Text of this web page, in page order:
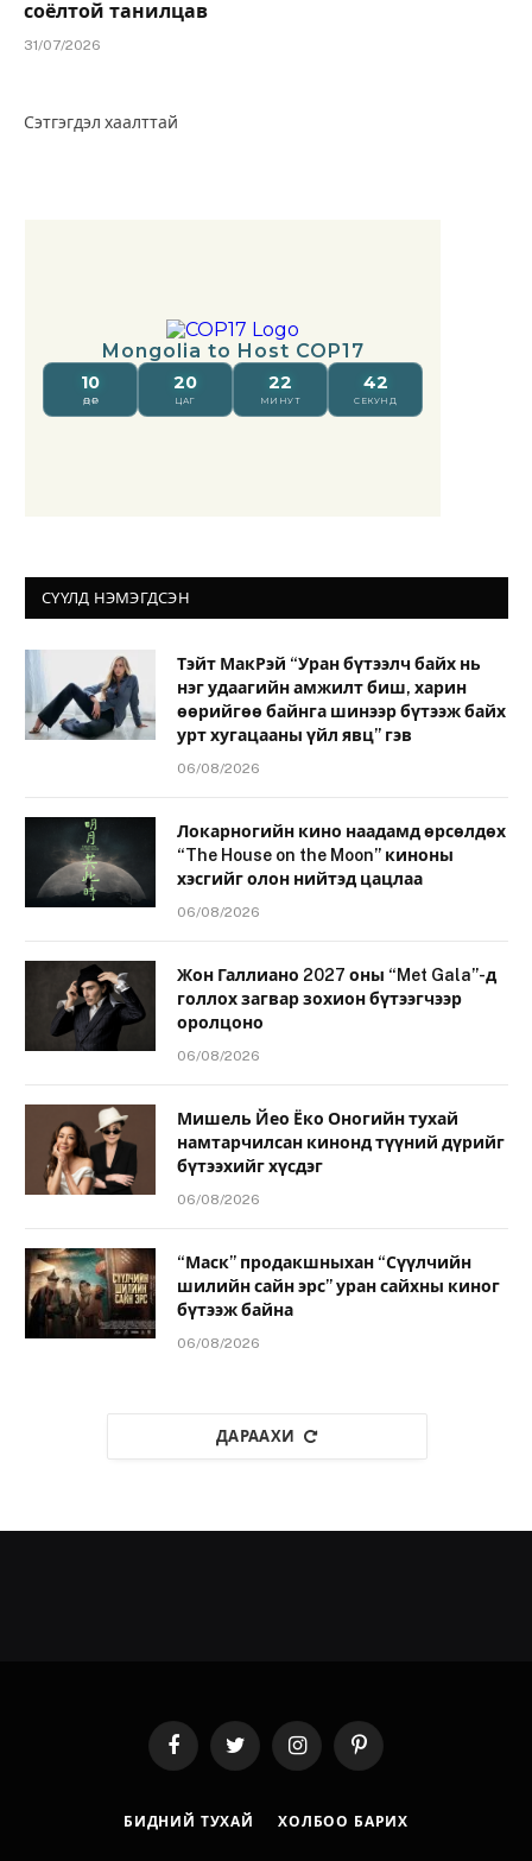
соёлтой танилцав
31/07/2026
Сэтгэгдэл хаалттай
СҮҮЛД НЭМЭГДСЭН
Тэйт МакРэй “Уран бүтээлч байх нь
нэг удаагийн амжилт биш, харин
өөрийгөө байнга шинээр бүтээж байх
урт хугацааны үйл явц” гэв
06/08/2026
Локарногийн кино наадамд өрсөлдөх
“The House on the Moon” киноны
хэсгийг олон нийтэд цацлаа
06/08/2026
Жон Галлиано 2027 оны “Met Gala”-д
голлох загвар зохион бүтээгчээр
оролцоно
06/08/2026
Мишель Йео Ёко Оногийн тухай
намтарчилсан кинонд түүний дүрийг
бүтээхийг хүсдэг
06/08/2026
“Маск” продакшныхан “Сүүлчийн
шилийн сайн эрс” уран сайхны киног
бүтээж байна
06/08/2026
ДАРААХИ
FacebookTwitter InstagramPinterest
БИДНИЙ ТУХАЙ ХОЛБОО БАРИХ